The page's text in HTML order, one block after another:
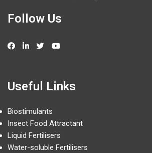
Follow Us
Useful Links
Biostimulants
Insect Food Attractant
Liquid Fertilisers
Water-soluble Fertilisers